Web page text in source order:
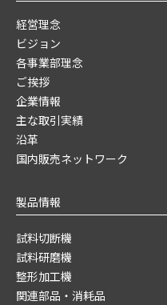
経営理念
ビジョン
各事業部理念
ご挨拶
企業情報
主な取引実績
沿革
国内販売ネットワーク
製品情報
試料切断機
試料研磨機
整形加工機
関連部品・消耗品